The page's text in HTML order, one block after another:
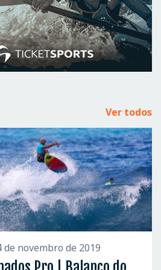
Ver todos
de novembro de 2019